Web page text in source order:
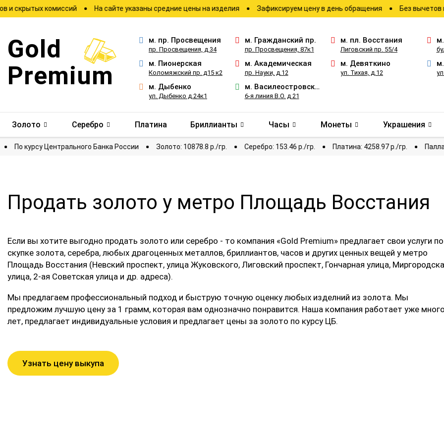
комиссий На сайте указаны средние цены на изделия Зафиксируем цену в день обращения Без вычетов и
Gold
Premium
м. пр. Просвещения
пр. Просвещения, д.34
м. Гражданский пр.
пр. Просвещения, 87к1
м. пл. Восстания
Лиговский пр. 55/4
м. Пионерская
Коломяжский пр. д15 к2
м. Академическая
пр. Науки, д.12
м. Девяткино
ул. Тихая, д.12
м. Дыбенко
ул. Дыбенко д.24к1
м. Василеостровская
6-я линия В.О. д 21
Золото Серебро Платина Бриллианты Часы Монеты Украшения
По курсу Центрального Банка России Золото: 10878.8 р./гр. Серебро: 153.46 р./гр. Платина: 4258.97 р./гр.
Продать золото у метро Площадь Восстания
Если вы хотите выгодно продать золото или серебро - то компания «Gold Premium» предлагает свои услуги по
скупке золота, серебра, любых драгоценных металлов, бриллиантов, часов и других ценных вещей у метро
Площадь Восстания (Невский проспект, улица Жуковского, Лиговский проспект, Гончарная улица,
улица, 2-ая Советская улица и др. адреса).
Мы предлагаем профессиональный подход и быструю точную оценку любых изделний из золота. Мы
предложим лучшую цену за 1 грамм, которая вам однозначно понравится. Наша компания работает уже
лет, предлагает индивидуальные условия и предлагает цены за золото по курсу ЦБ.
Узнать цену выкупа